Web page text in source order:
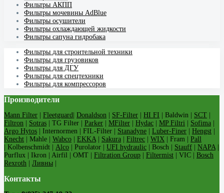
Фильтры АКПП
Фильтры мочевины AdBlue
Фильтры осушители
Фильтры охлаждающей жидкости
Фильтры сапуна гидробака
Фильтры для строительной техники
Фильтры для грузовиков
Фильтры для ДГУ
Фильтры для спецтехники
Фильтры для компрессоров
Производители
Mann Filter Fleetguard Donaldson SF-Filter HI FI | Baldwin | SCT
Filtron
Sotras | TG Filter | Parker MFilter Hydac MP Filtri Sofima
Argo Hytos | Internormen | FIL-Filter | Stanadyne Luber-Finer Hengst
Knecht | Mahle | Wabco EKKA Sakura Filtrec WIX | Fram | Pall
| Kolbenschmidt | Alco | Purolator | UFI hydraulic | Bosch | Stauff NAPA
Purflux | Ikron | Airfil | OMT | Filtration Group Filtermist | VIC | Bosch
Rexroth
Ливны
Контакты